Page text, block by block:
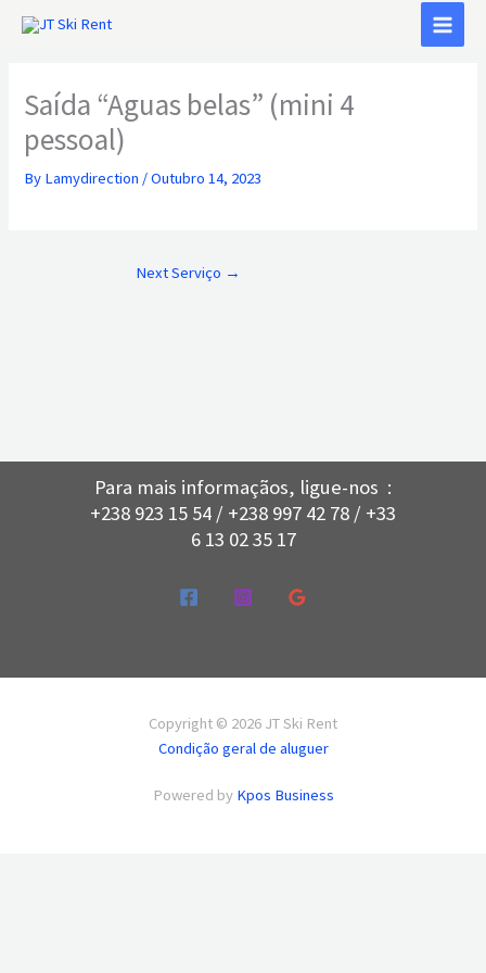
Saída “Aguas belas” (mini 4
pessoal)
By Lamydirection /Outubro 14, 2023
Next Serviço →
Para mais informaçãos, ligue-nos :
+238 923 15 54 / +238 997 42 78 / +33
6 13 02 35 17
Copyright © 2026 JT Ski Rent
Condição geral de aluguer
Powered by Kpos Business